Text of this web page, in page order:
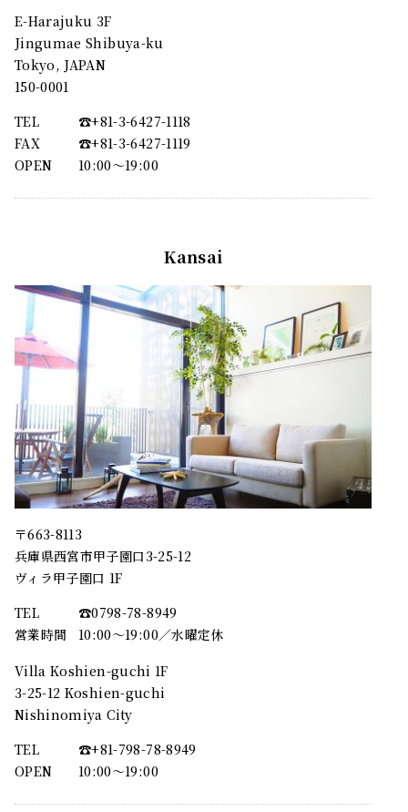
E-Harajuku 3F
Jingumae Shibuya-ku
Tokyo, JAPAN
150-0001
TEL
☎︎+81-3-6427-1118
FAX
☎︎+81-3-6427-1119
OPEN
10:00〜19:00
Kansai
〒663-8113
兵庫県西宮市甲子園口3-25-12
ヴィラ甲子園口 1F
TEL
☎︎0798-78-8949
営業時間
10:00～19:00／水曜定休
Villa Koshien-guchi 1F
3-25-12 Koshien-guchi
Nishinomiya City
TEL
☎︎+81-798-78-8949
OPEN
10:00〜19:00